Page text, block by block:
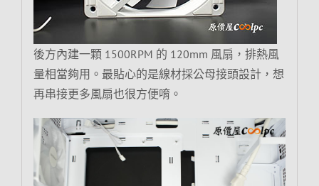
後方內建一顆 1500RPM 的 120mm 風扇，排熱風
量相當夠用。最貼心的是線材採公母接頭設計，想
再串接更多風扇也很方便唷。